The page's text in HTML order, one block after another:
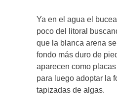
Ya en el agua el
poco del litoral
que la blanca arena
fondo más duro de
aparecen como
para luego adoptar la
tapizadas de algas.